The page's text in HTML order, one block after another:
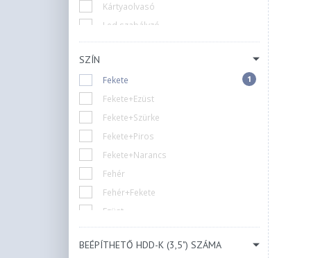
Kártyaolvasó
Led szabályzó
Ventilátor szabályzó
Nincs
1
SZÍN
Fekete 1
Fekete+Ezüst
Fekete+Szürke
Fekete+Piros
Fekete+Narancs
Fehér
Fehér+Fekete
Ezüst
Arany
Piros
BEÉPÍTHETŐ HDD-K (3,5") SZÁMA